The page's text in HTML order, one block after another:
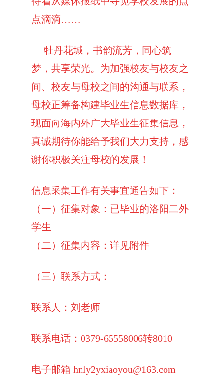
点滴滴……
牡丹花城，书韵流芳，同心筑
梦，共享荣光。为加强校友与校友之
间、校友与母校之间的沟通与联系，
母校正筹备构建毕业生信息数据库，
现面向海内外广大毕业生征集信息，
真诚期待你能给予我们大力支持，感
谢你积极关注母校的发展！
信息采集工作有关事宜通告如下：
（一）征集对象：已毕业的洛阳二外
学生
（二）征集内容：详见附件
（三）联系方式：
联系人：刘老师
联系电话： 0379-65558006转8010
电子邮箱 hnly2yxiaoyou@163.com